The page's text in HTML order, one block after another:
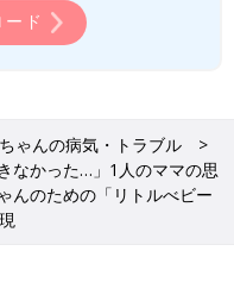
ド
ゃんの病気・トラブル
なかった…」1人のママの思
んのための「リトルべビー